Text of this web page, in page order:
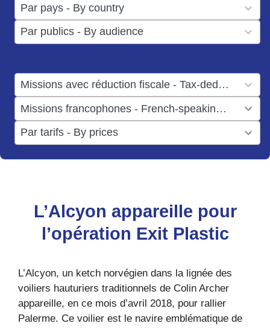
available
Par pays - By country
50
results
available
Par publics - By audience
results
Missions avec réduction fiscale - Tax-deductible missions
result
available
Missions francophones - French-speaking missions
result
available
Par tarifs - By prices
results
available
L’Alcyon appareille pour
l’opération Exit Plastic
L’Alcyon, un ketch norvégien dans la lignée des
voiliers hauturiers traditionnels de Colin Archer
appareille, en ce mois d’avril 2018, pour rallier
Palerme. Ce voilier est le navire emblématique de